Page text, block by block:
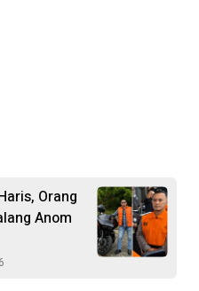
Orang
Anom